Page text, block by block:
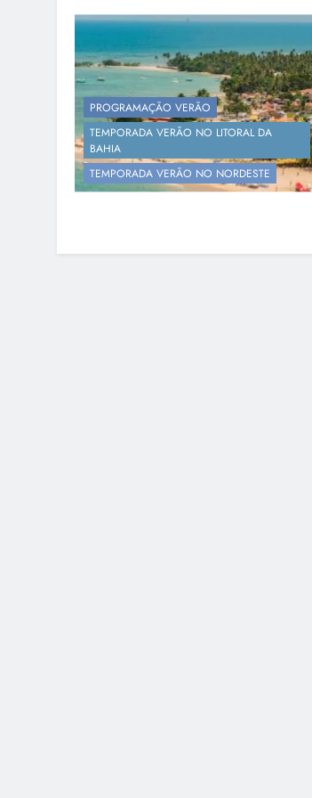
PROGRAMAÇÃO VERÃO
TEMPORADA VERÃO NO LITORAL DA
BAHIA
TEMPORADA VERÃO NO NORDESTE